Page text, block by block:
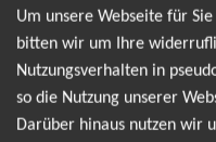
für den Cypress Hill
keine Angebote und
Ich möchte den
Um unsere Webseite für
bitten wir um Ihre
Nutzungsverhalten in
so die Nutzung unserer
Darüber hinaus nutzen wir